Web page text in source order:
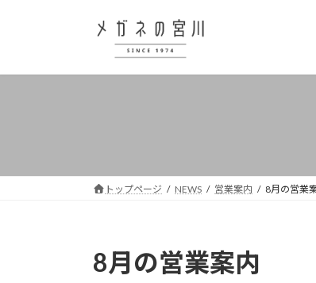
プ
動
トップページ NEWS 営業案内 8月の営業
8月の営業案内